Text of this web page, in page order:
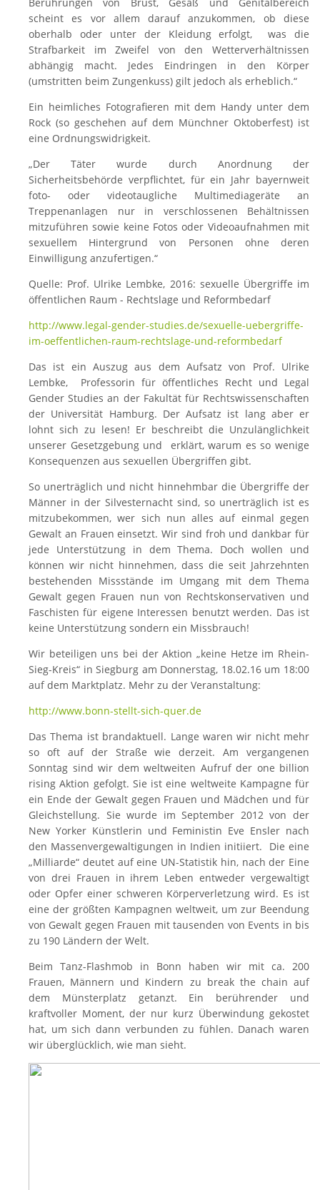
scheint es vor allem darauf anzukommen, ob diese
oberhalb oder unter der Kleidung erfolgt, was die
Strafbarkeit im Zweifel von den Wetterverhältnissen
abhängig macht. Jedes Eindringen in den Körper
(umstritten beim Zungenkuss) gilt jedoch als erheblich.“
Ein heimliches Fotografieren mit dem Handy unter dem
Rock (so geschehen auf dem Münchner Oktoberfest) ist
eine Ordnungswidrigkeit.
„Der Täter wurde durch Anordnung der
Sicherheitsbehörde verpflichtet, für ein Jahr bayernweit
foto- oder videotaugliche Multimediageräte an
Treppenanlagen nur in verschlossenen Behältnissen
mitzuführen sowie keine Fotos oder Videoaufnahmen mit
sexuellem Hintergrund von Personen ohne deren
Einwilligung anzufertigen.“
Quelle: Prof. Ulrike Lembke, 2016: sexuelle Übergriffe im
öffentlichen Raum - Rechtslage und Reformbedarf
http://www.legal-gender-studies.de/sexuelle-uebergriffe-
im-oeffentlichen-raum-rechtslage-und-reformbedarf
Das ist ein Auszug aus dem Aufsatz von Prof. Ulrike
Lembke, Professorin für öffentliches Recht und Legal
Gender Studies an der Fakultät für Rechtswissenschaften
der Universität Hamburg. Der Aufsatz ist lang aber er
lohnt sich zu lesen! Er beschreibt die Unzulänglichkeit
unserer Gesetzgebung und erklärt, warum es so wenige
Konsequenzen aus sexuellen Übergriffen gibt.
So unerträglich und nicht hinnehmbar die Übergriffe der
Männer in der Silvesternacht sind, so unerträglich ist es
mitzubekommen, wer sich nun alles auf einmal gegen
Gewalt an Frauen einsetzt. Wir sind froh und dankbar für
jede Unterstützung in dem Thema. Doch wollen und
können wir nicht hinnehmen, dass die seit Jahrzehnten
bestehenden Missstände im Umgang mit dem Thema
Gewalt gegen Frauen nun von Rechtskonservativen und
Faschisten für eigene Interessen benutzt werden. Das ist
keine Unterstützung sondern ein Missbrauch!
Wir beteiligen uns bei der Aktion „keine Hetze im Rhein-
Sieg-Kreis“ in Siegburg am Donnerstag, 18.02.16 um 18:00
auf dem Marktplatz. Mehr zu der Veranstaltung:
http://www.bonn-stellt-sich-quer.de
Das Thema ist brandaktuell. Lange waren wir nicht mehr
so oft auf der Straße wie derzeit. Am vergangenen
Sonntag sind wir dem weltweiten Aufruf der one billion
rising Aktion gefolgt. Sie ist eine weltweite Kampagne für
ein Ende der Gewalt gegen Frauen und Mädchen und für
Gleichstellung. Sie wurde im September 2012 von der
New Yorker Künstlerin und Feministin Eve Ensler nach
den Massenvergewaltigungen in Indien initiiert. Die eine
„Milliarde“ deutet auf eine UN-Statistik hin, nach der Eine
von drei Frauen in ihrem Leben entweder vergewaltigt
oder Opfer einer schweren Körperverletzung wird. Es ist
eine der größten Kampagnen weltweit, um zur Beendung
von Gewalt gegen Frauen mit tausenden von Events in bis
zu 190 Ländern der Welt.
Beim Tanz-Flashmob in Bonn haben wir mit ca. 200
Frauen, Männern und Kindern zu break the chain auf
dem Münsterplatz getanzt. Ein berührender und
kraftvoller Moment, der nur kurz Überwindung gekostet
hat, um sich dann verbunden zu fühlen. Danach waren
wir überglücklich, wie man sieht.